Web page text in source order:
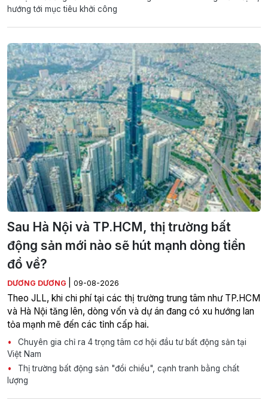
hướng tới mục tiêu khởi công
Sau Hà Nội và TP.HCM, thị trường bất
động sản mới nào sẽ hút mạnh dòng tiền
đổ về?
DƯƠNG DƯƠNG 09-08-2026
Theo JLL, khi chi phí tại các thị trường trung tâm như TP.HCM
và Hà Nội tăng lên, dòng vốn và dự án đang có xu hướng lan
tỏa mạnh mẽ đến các tỉnh cấp hai.
Chuyên gia chỉ ra 4 trọng tâm cơ hội đầu tư bất động sản tại
Việt Nam
Thị trường bất động sản "đổi chiều", cạnh tranh bằng chất
lượng